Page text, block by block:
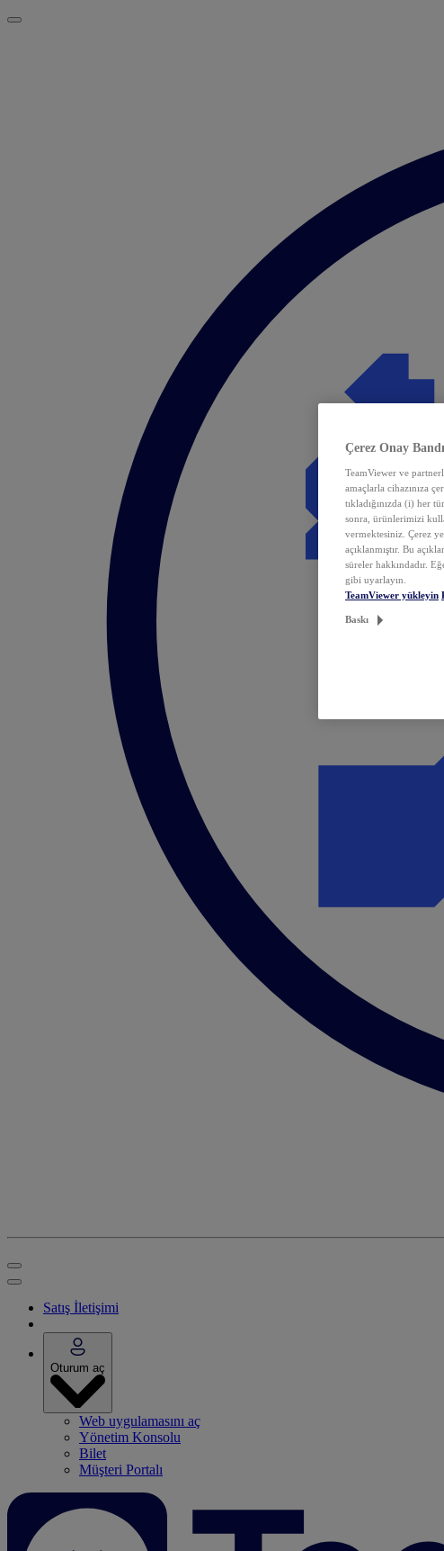
Satış İletişimi
Oturum aç
Web uygulamasını aç
Yönetim Konsolu
Bilet
Müşteri Portalı
Çerez Onay Bandı
TeamViewer ve
amaçlarla cihazınıza
tıkladığınızda (i) her
sonra, ürünlerimizi
vermektesiniz. Çerez
açıklanmıştır. Bu
süreler hakkındadır.
gibi uyarlayın.
TeamViewer yükleyin
Baskı